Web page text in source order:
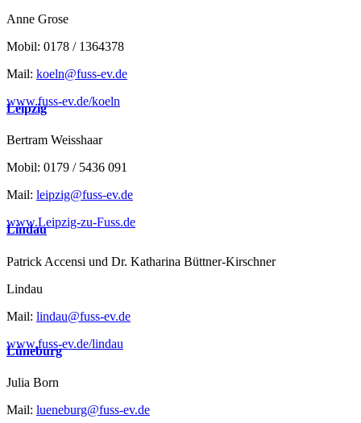
Anne Grose
Mobil: 0178 / 1364378
Mail: koeln@fuss-ev.de
www.fuss-ev.de/koeln
Leipzig
Bertram Weisshaar
Mobil: 0179 / 5436 091
Mail: leipzig@fuss-ev.de
www.Leipzig-zu-Fuss.de
Lindau
Patrick Accensi und Dr. Katharina Büttner-Kirschner
Lindau
Mail: lindau@fuss-ev.de
www.fuss-ev.de/lindau
Lüneburg
Julia Born
Mail: lueneburg@fuss-ev.de